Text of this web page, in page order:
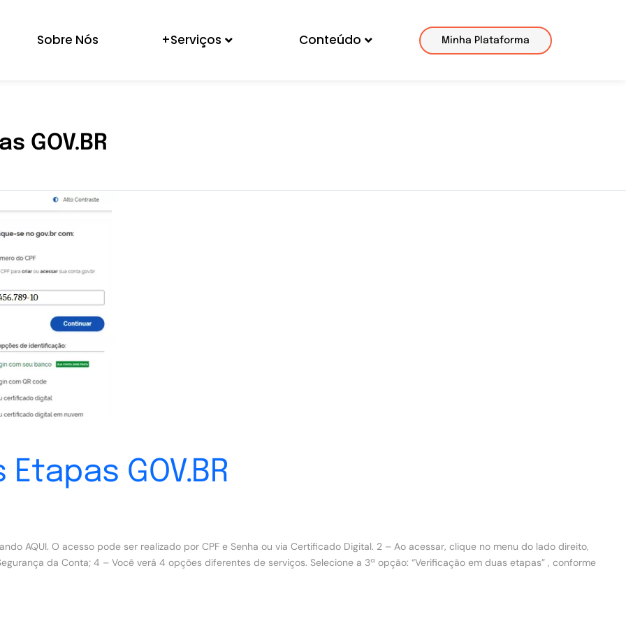
Sobre Nós +Serviços Conteúdo Minha Plataforma
GOV.BR
GOV.BR
AQUI. O acesso pode ser realizado por CPF e Senha ou via Certificado Digital. 2 – Ao acessar, clique no menu do lado direito,
da Conta; 4 – Você verá 4 opções diferentes de serviços. Selecione a 3ª opção: “Verificação em duas etapas” , conforme